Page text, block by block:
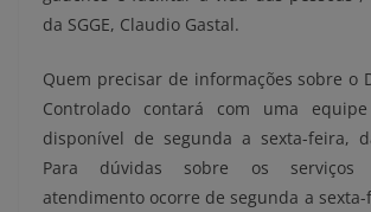
da SGGE, Claudio Gastal.
Quem precisar de informações sobre o
Controlado contará com uma equipe
disponível de segunda a sexta-feira,
Para dúvidas sobre os serviços
atendimento ocorre de segunda a sexta-